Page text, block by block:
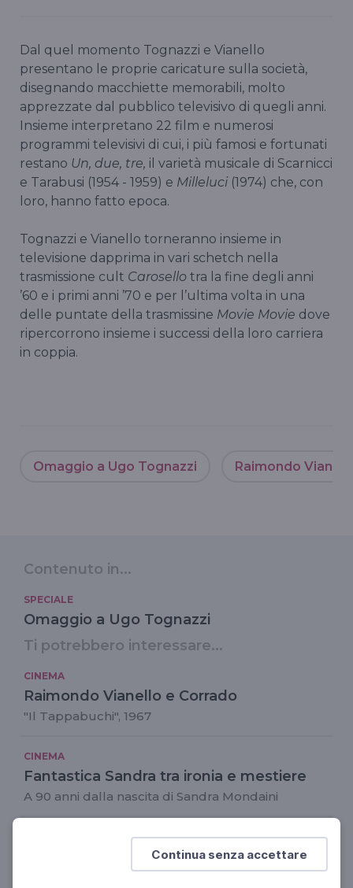
Continua senza accettare
Dal quel momento Tognazzi e Vianello
presentano le proprie caricature sulla società,
disegnando macchiette memorabili, molto
apprezzate dal pubblico televisivo di quegli anni.
Insieme interpretano 22 film e numerosi
programmi televisivi di cui, i più famosi e fortunati
restano Un, due, tre, il varietà musicale di Scarnicci
e Tarabusi (1954 - 1959) e Milleluci (1974) che, con
loro, hanno fatto epoca.
Tognazzi e Vianello torneranno insieme in
televisione dapprima in vari schetch nella
trasmissione cult Carosello tra la fine degli anni
’60 e i primi anni ’70 e per l’ultima volta in una
delle puntate della trasmissine Movie Movie dove
ripercorrono insieme i successi della loro carriera
in coppia.
Omaggio a Ugo Tognazzi Raimondo
Contenuto in...
SPECIALE
Omaggio a Ugo Tognazzi
Ti potrebbero interessare...
CINEMA
Raimondo Vianello e Corrado
"Il Tappabuchi", 1967
CINEMA
Fantastica Sandra tra ironia e mestiere
A 90 anni dalla nascita di Sandra Mondaini
Enrico Vaime ricorda Raimondo Vianello